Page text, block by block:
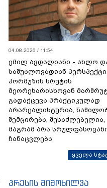
04.08.2026 / 11:54
ემილ ავდალიანი - ახლო
საშუალოვადიან
ჰორმუზის სრუტის
მეორეხარისხოვან
გადაქცევა პრაქტიკულად
არარეალისტურია,
შემცირება, შესაძლებელია,
მაგრამ არა
ჩანაცვლება
ყველა
პრესის მიმოხილვა